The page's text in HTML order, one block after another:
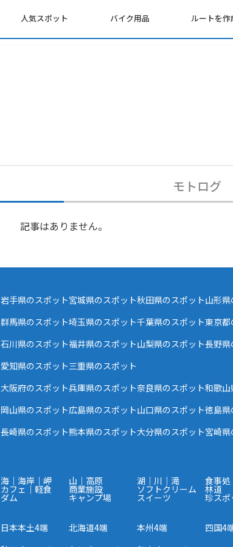
人気スポット バイク用品 ルートを作
モトログ
記事はありません。
岩手県のスポット宮城県のスポット秋田県のスポット山形県
群馬県のスポット埼玉県のスポット千葉県のスポット東京都
石川県のスポット福井県のスポット山梨県のスポット長野県
愛知県のスポット三重県のスポット
大阪府のスポット兵庫県のスポット奈良県のスポット和歌山
岡山県のスポット広島県のスポット山口県のスポット徳島県
長崎県のスポット熊本県のスポット大分県のスポット宮崎県
海｜海岸｜岬 山｜高原 湖｜川｜滝 食事処
カフェ｜軽食 商業施設 ソフトクリーム 林道
ダム キャンプ場 スイーツ 珍スポ
日本本土4端 北海道4端 本州4端 四国4